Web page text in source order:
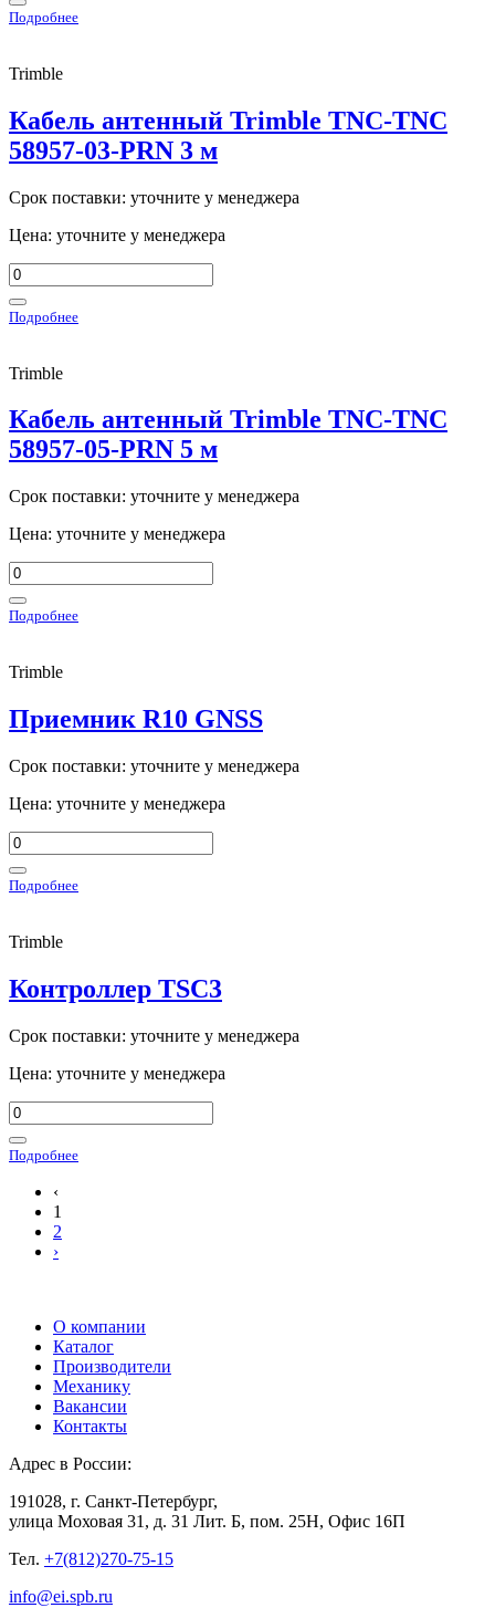
Подробнее
Trimble
Кабель антенный Trimble TNC-TNC
58957-03-PRN 3 м
Срок поставки: уточните у менеджера
Цена: уточните у менеджера
Подробнее
Trimble
Кабель антенный Trimble TNC-TNC
58957-05-PRN 5 м
Срок поставки: уточните у менеджера
Цена: уточните у менеджера
Подробнее
Trimble
Приемник R10 GNSS
Срок поставки: уточните у менеджера
Цена: уточните у менеджера
Подробнее
Trimble
Контроллер TSC3
Срок поставки: уточните у менеджера
Цена: уточните у менеджера
Подробнее
‹
1
2
›
О компании
Каталог
Производители
Механику
Вакансии
Контакты
Адрес в России:
191028, г. Санкт-Петербург,
улица Моховая 31, д. 31 Лит. Б, пом. 25Н, Офис 16П
Тел. +7(812)270-75-15
info@ei.spb.ru